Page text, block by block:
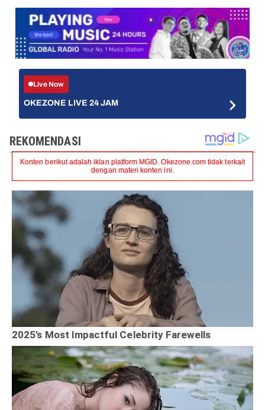
Live Now
OKEZONE LIVE 24 JAM